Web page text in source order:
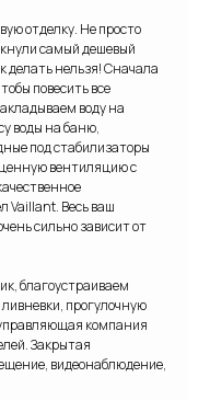
отделку. Не просто
самый дешевый
делать нельзя! Сначала
повесить все
воду на
воды на баню,
под стабилизаторы
вентиляцию с
Vaillant. Весь ваш
сильно зависит от
благоустраиваем
прогулочную
управляющая компания
Закрытая
видеонаблюдение,